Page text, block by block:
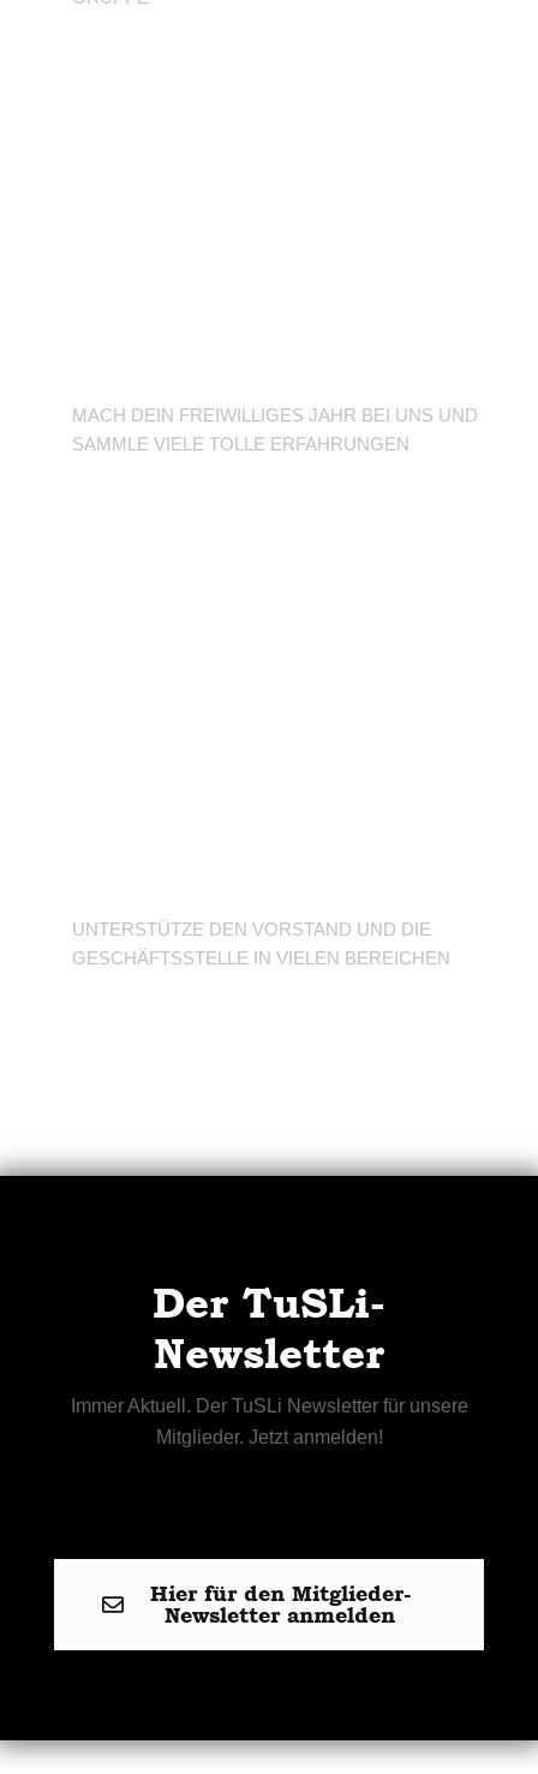
MACH DEIN FREIWILLIGES JAHR BEI UNS UND
SAMMLE VIELE TOLLE ERFAHRUNGEN
UNTERSTÜTZE DEN VORSTAND UND DIE
GESCHÄFTSSTELLE IN VIELEN BEREICHEN
Der TuSLi-
Newsletter
Immer Aktuell. Der TuSLi Newsletter für unsere
Mitglieder. Jetzt anmelden!
Hier für den Mitglieder-
Newsletter anmelden